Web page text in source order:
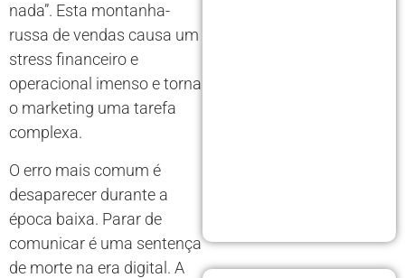
nada”. Esta montanha-
russa de vendas causa um
stress financeiro e
operacional imenso e torna
o marketing uma tarefa
complexa.
O erro mais comum é
desaparecer durante a
época baixa. Parar de
comunicar é uma sentença
de morte na era digital. A